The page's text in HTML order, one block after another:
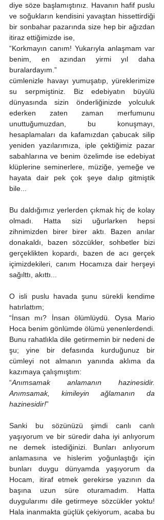
diye söze başlamıştınız. Havanın hafif puslu
ve soğukların kendisini yavaştan hissettirdiği
bir sonbahar pazarında size hep bir ağızdan
itiraz ettiğimizde ise,
“Korkmayın canım! Yukarıyla anlaşmam var
benim, en azından yirmi yıl daha
buralardayım.”
cümlenizle havayı yumuşatıp, yüreklerimize
su serpmiştiniz. Biz edebiyatın büyülü
dünyasında sizin önderliğinizde yolculuk
ederken zaten zaman merfumunu
unuttuğumuzdan, bu konuşmayı,
hesaplamaları da kafamızdan çabucak silip
yeniden yazılarımıza, iple çektiğimiz pazar
sabahlarına ve benim özelimde ise edebiyat
klüplerine seminerlere, müziğe, yemeğe ve
hayata dair pek çok şeye dalıp gitmiştik
bile...
Bu daldığımız yerlerden çıkmak hiç de kolay
olmadı. Hatta sizi uğurlarken hepsi
zihnimizden birer birer aktı. Bazen anılar
donakaldı, bazen sözcükler, sohbetler bizi
gerçeklikten kopardı, bazen de acı gerçek
içimizdekileri, canım Hocamıza dair herşeyi
sağılttı, akıttı...
O isli puslu havada şunu sürekli kendime
hatırlattım;
“İnsan mı? İnsan ölümlüydü. Oysa Mario
Hoca benim gönlümde ölümü yenenlerdendi.
Bunu rahatlıkla dile getirmemin bir nedeni de
şu; yine bir defasında kurduğunuz bir
cümleyi not almanın yanında aklıma da
kazımaya çalışmıştım:
“Anımsamak anlamanın hazinesidir.
Anımsamak, kimileyin ağlamanın da
hazinesidir!”
Sanki bu sözünüzü şimdi canlı canlı
yaşıyorum ve bir süredir daha iyi anlıyorum
ne demek istediğinizi. Bunları anlıyorum
anlamasına ve hislerim yoğunlaştığı için
bunları duygu dünyamda yaşıyorum da
Hocam, itiraf etmek gerekirse yazının da
başına uzun süre oturamadım. Hatta
duygularımı dile getirmeye sözcükler yoktu!
Hala inanmakta güçlük çekiyorum, acaba bu